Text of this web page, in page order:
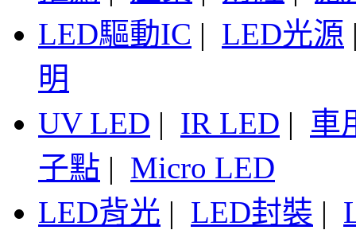
LED驅動IC | LED光源
明
UV LED | IR LED | 車
子點 | Micro LED
LED背光 | LED封裝 |